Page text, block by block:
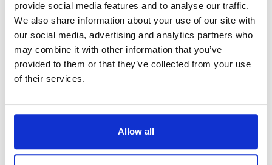
provide social media features and to analyse our traffic.
We also share information about your use of our site with
our social media, advertising and analytics partners who
may combine it with other information that you’ve
provided to them or that they’ve collected from your use
of their services.
Allow all
Metal production worker (with
experience) Westerhaar, в
Нидерландия
Salary:from 14,99€/h
Metal production worker (with
experience) Westerhaar, в Нидерландия
Westerhaar, Netherlands
Position is open for:10 часове